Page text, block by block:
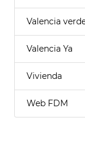
Valencia
Valencia Ya
Vivienda
Web FDM